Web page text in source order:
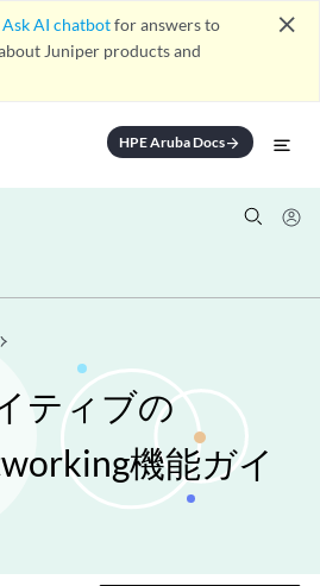
Ask AI chatbotfor answers to
Juniper products and
close
HPE Aruba Docsarrow_forward
ティブの
機能ガイ